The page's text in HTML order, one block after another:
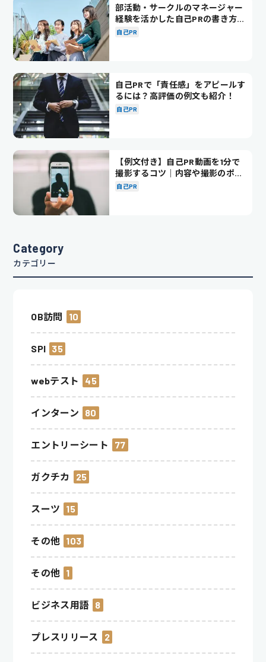
部活動・サークルのマネージャー
経験を活かした自己PRの書き方を
徹底解説！
自己PR
自己PRで「責任感」をアピールす
るには？高評価の例文も紹介！
自己PR
【例文付き】自己PR動画を1分で
撮影するコツ｜内容や撮影のポイ
ントも解説
自己PR
Category
カテゴリー
OB訪問 10
SPI 35
webテスト 45
インターン 80
エントリーシート 77
ガクチカ 25
スーツ 15
その他 103
その他 1
ビジネス用語 8
プレスリリース 2